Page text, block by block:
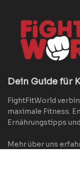
Dein Guide für
FightFitWorld
maximale Fitness.
Ernährungstipps
Mehr über uns